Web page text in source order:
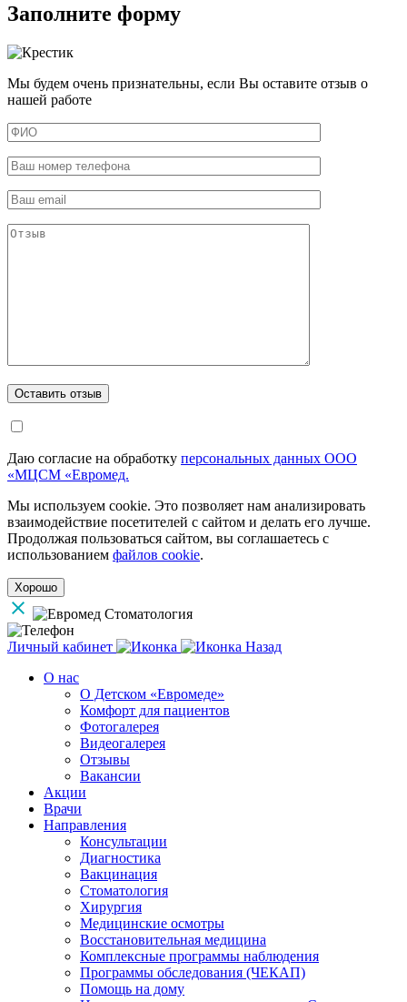
Заполните форму
Мы будем очень признательны, если Вы оставите отзыв о
нашей работе
Даю согласие на обработку персональных данных ООО
«МЦСМ «Евромед.
Мы используем cookie. Это позволяет нам анализировать
взаимодействие посетителей с сайтом и делать его лучше.
Продолжая пользоваться сайтом, вы соглашаетесь с
использованием файлов cookie.
Хорошо
Личный кабинет
Назад
О нас
О Детском «Евромеде»
Комфорт для пациентов
Фотогалерея
Видеогалерея
Отзывы
Вакансии
Акции
Врачи
Направления
Консультации
Диагностика
Вакцинация
Стоматология
Хирургия
Медицинские осмотры
Восстановительная медицина
Комплексные программы наблюдения
Программы обследования (ЧЕКАП)
Помощь на дому